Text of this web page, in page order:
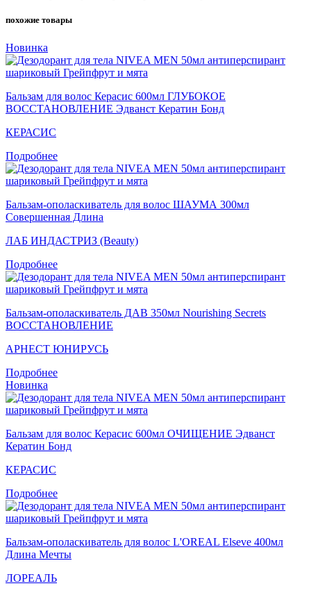
похожие товары
Новинка
Бальзам для волос Керасис 600мл ГЛУБОКОЕ
ВОССТАНОВЛЕНИЕ Эдванст Кератин Бонд
КЕРАСИС
Подробнее
Бальзам-ополаскиватель для волос ШАУМА 300мл
Совершенная Длина
ЛАБ ИНДАСТРИЗ (Beauty)
Подробнее
Бальзам-ополаскиватель ДАВ 350мл Nourishing Secrets
ВОССТАНОВЛЕНИЕ
АРНЕСТ ЮНИРУСЬ
Подробнее
Новинка
Бальзам для волос Керасис 600мл ОЧИЩЕНИЕ Эдванст
Кератин Бонд
КЕРАСИС
Подробнее
Бальзам-ополаскиватель для волос L'OREAL Elseve 400мл
Длина Мечты
ЛОРЕАЛЬ